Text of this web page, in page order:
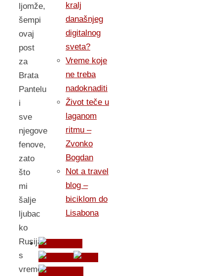
ljomže,
šempi
ovaj
post
za
Brata
Pantelu
i
sve
njegove
fenove,
zato
što
mi
šalje
ljubac
ko
Rusija
s
vremena
kralj
današnjeg
digitalnog
sveta?
Vreme koje
ne treba
nadoknaditi
Život teče u
laganom
ritmu –
Zvonko
Bogdan
Not a travel
blog –
biciklom do
Lisabona